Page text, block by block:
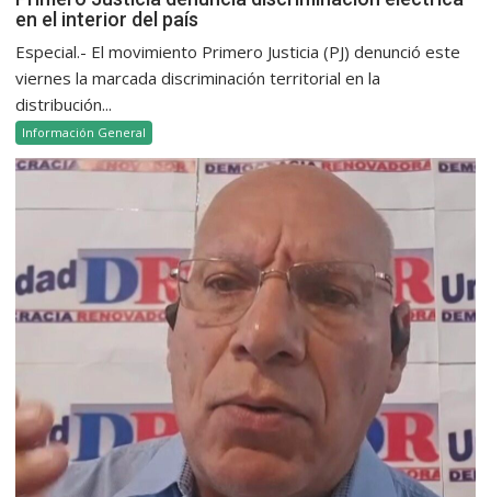
en el interior del país
Especial.- El movimiento Primero Justicia (PJ) denunció este
viernes la marcada discriminación territorial en la
distribución...
Información General